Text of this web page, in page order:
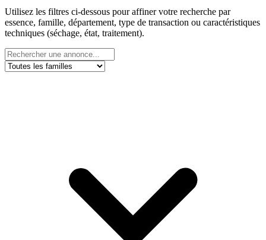
Utilisez les filtres ci-dessous pour affiner votre recherche par
essence, famille, département, type de transaction ou caractéristiques
techniques (séchage, état, traitement).